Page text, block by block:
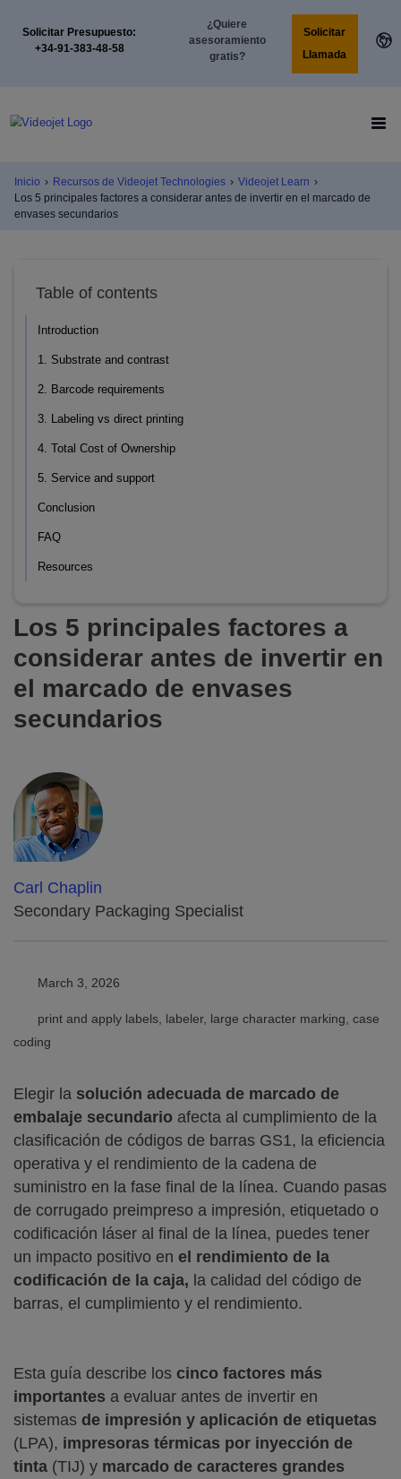
Solicitar Presupuesto:
+34-91-383-48-58
¿Quiere
asesoramiento
gratis?
Solicitar
Llamada
Inicio › Recursos de Videojet Technologies › Videojet Learn ›
Los 5 principales factores a considerar antes de invertir en el marcado de
envases secundarios
Table of contents
Introduction
1. Substrate and contrast
2. Barcode requirements
3. Labeling vs direct printing
4. Total Cost of Ownership
5. Service and support
Conclusion
FAQ
Resources
Los 5 principales factores a
considerar antes de invertir en
el marcado de envases
secundarios
Carl Chaplin
Secondary Packaging Specialist
March 3, 2026
print and apply labels, labeler, large character marking, case
coding
Elegir la solución adecuada de marcado de
embalaje secundario afecta al cumplimiento de la
clasificación de códigos de barras GS1, la eficiencia
operativa y el rendimiento de la cadena de
suministro en la fase final de la línea. Cuando pasas
de corrugado preimpreso a impresión, etiquetado o
codificación láser al final de la línea, puedes tener
un impacto positivo en el rendimiento de la
codificación de la caja, la calidad del código de
barras, el cumplimiento y el rendimiento.
Esta guía describe los cinco factores más
importantes a evaluar antes de invertir en
sistemas de impresión y aplicación de etiquetas
(LPA), impresoras térmicas por inyección de
tinta (TIJ) y marcado de caracteres grandes